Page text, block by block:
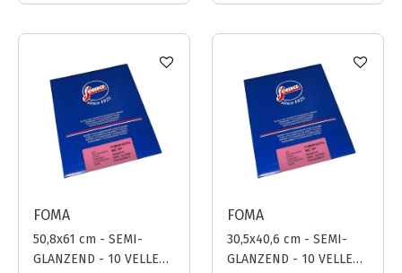
FOMA
50,8x61 cm - SEMI-
GLANZEND - 10 VELLEN
FOMA
30,5x40,6 cm - SEMI-
GLANZEND - 10 VELLEN